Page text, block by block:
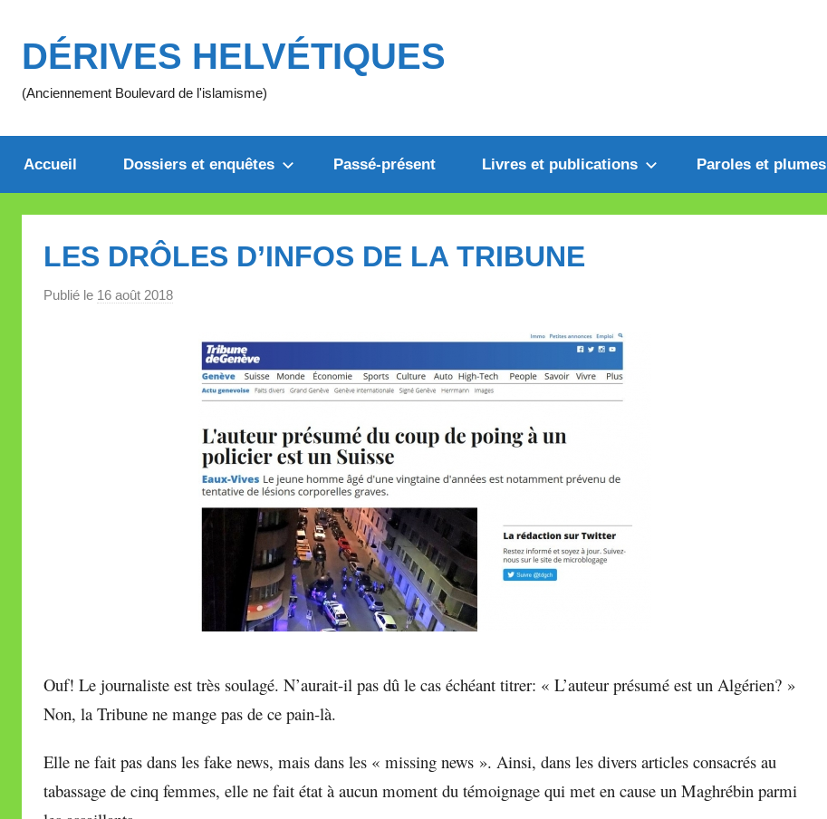
contenu
DÉRIVES HELVÉTIQUES
(Anciennement Boulevard de l'islamisme)
Accueil Dossiers et enquêtes Passé-présent Livres et publications Paroles et plumes
LES DRÔLES D’INFOS DE LA TRIBUNE
Publié le 16 août 2018
t
e
Ouf! Le journaliste est très soulagé. N’aurait-il pas dû le cas échéant titrer: « L’auteur présumé est un Algérien? »
Non, la Tribune ne mange pas de ce pain-là.
Elle ne fait pas dans les fake news, mais dans les « missing news ». Ainsi, dans les divers articles consacrés au
tabassage de cinq femmes, elle ne fait état à aucun moment du témoignage qui met en cause un Maghrébin parmi